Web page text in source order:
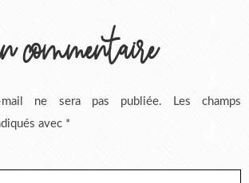
ne sera pas publiée.
Les champs
avec *